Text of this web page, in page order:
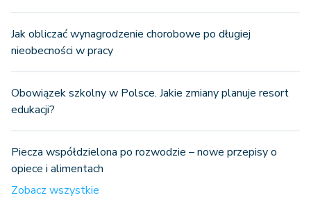
Jak obliczać wynagrodzenie chorobowe po długiej
nieobecności w pracy
Obowiązek szkolny w Polsce. Jakie zmiany planuje resort
edukacji?
Piecza współdzielona po rozwodzie – nowe przepisy o
opiece i alimentach
Zobacz wszystkie